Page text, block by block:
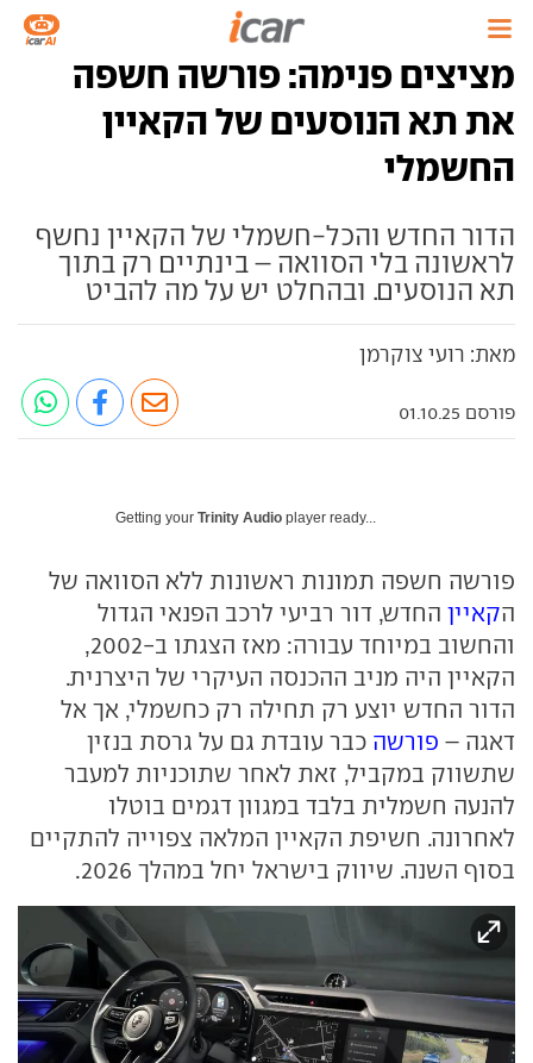
מציצים פנימה: פורשה חשפה
את תא הנוסעים של הקאיין
החשמלי
הדור החדש והכל-חשמלי של הקאיין נחשף
לראשונה בלי הסוואה – בינתיים רק בתוך
תא הנוסעים. ובהחלט יש על מה להביט
מאת: רועי צוקרמן
פורסם 01.10.25
Getting your Trinity Audio player ready...
פורשה חשפה תמונות ראשונות ללא הסוואה של
הקאיין החדש, דור רביעי לרכב הפנאי הגדול
והחשוב במיוחד עבורה: מאז הצגתו ב-2002,
הקאיין היה מניב ההכנסה העיקרי של היצרנית.
הדור החדש יוצע רק תחילה רק כחשמלי, אך אל
דאגה – פורשה כבר עובדת גם על גרסת בנזין
שתשווק במקביל, זאת לאחר שתוכניות למעבר
להנעה חשמלית בלבד במגוון דגמים בוטלו
לאחרונה. חשיפת הקאיין המלאה צפוייה להתקיים
בסוף השנה. שיווק בישראל יחל במהלך 2026.